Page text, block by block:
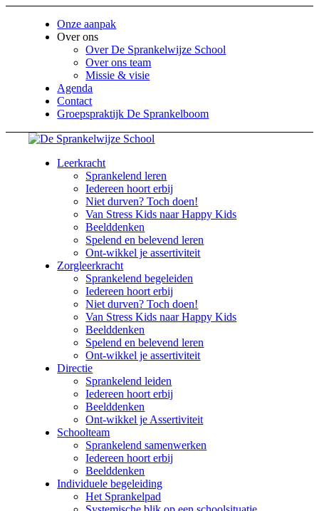
Onze aanpak
Over ons
Over De Sprankelwijze School
Over ons team
Missie & visie
Agenda
Contact
Groepspraktijk De Sprankelboom
Leerkracht
Sprankelend leren
Iedereen hoort erbij
Niet durven? Toch doen!
Van Stress Kids naar Happy Kids
Beelddenken
Spelend en belevend leren
Ont-wikkel je assertiviteit
Zorgleerkracht
Sprankelend begeleiden
Iedereen hoort erbij
Niet durven? Toch doen!
Van Stress Kids naar Happy Kids
Beelddenken
Spelend en belevend leren
Ont-wikkel je assertiviteit
Directie
Sprankelend leiden
Iedereen hoort erbij
Beelddenken
Ont-wikkel je Assertiviteit
Schoolteam
Sprankelend samenwerken
Iedereen hoort erbij
Beelddenken
Individuele begeleiding
Het Sprankelpad